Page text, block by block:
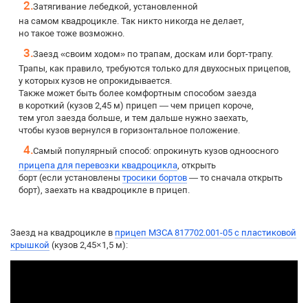
Затягивание лебедкой, установленной
на самом квадроцикле. Так никто никогда не делает,
но такое тоже возможно.
Заезд «своим ходом» по трапам, доскам или борт-трапу.
Трапы, как правило, требуются только для двухосных прицепов,
у которых кузов не опрокидывается.
Также может быть более комфортным способом заезда
в короткий (кузов 2,45 м) прицеп — чем прицеп короче,
тем угол заезда больше, и тем дальше нужно заехать,
чтобы кузов вернулся в горизонтальное положение.
Самый популярный способ: опрокинуть кузов одноосного
прицепа для перевозки квадроцикла , открыть
борт (если установлены тросики бортов — то сначала открыть
борт), заехать на квадроцикле в прицеп.
Заезд на квадроцикле в прицеп МЗСА 817702.001-05 с пластиковой
крышкой (кузов 2,45×1,5 м):